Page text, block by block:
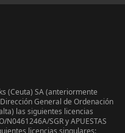
(Ceuta) SA (anteriormente
General de Ordenación
las siguientes licencias
N0461246A/SGR y APUESTAS
licencias singulares: